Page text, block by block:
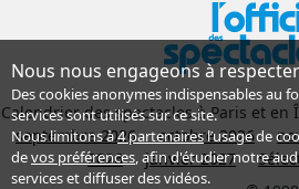
Calendrier des spectacles à Paris et en
septembre 2026
octobre 2026
2026
janvier 2027
Nous nous engageons à
Des cookies anonymes indispensables au
services sont utilisés sur ce site.
Nous limitons à4 partenairesl’usage de
devos préférences, afin d'étudier notre
services et diffuser des vidéos.